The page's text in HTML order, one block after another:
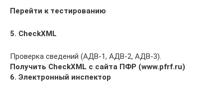
Перейти к тестированию
5. СheckXML
Проверка сведений (АДВ-1, АДВ-2, АДВ-3).
Получить CheckXML с сайта ПФР (www.pfrf.ru)
6. Электронный инспектор